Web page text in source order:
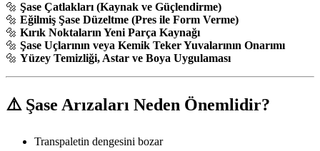
🔩 Şase Çatlakları (Kaynak ve Güçlendirme)
🔩 Eğilmiş Şase Düzeltme (Pres ile Form Verme)
🔩 Kırık Noktaların Yeni Parça Kaynağı
🔩 Şase Uçlarının veya Kemik Teker Yuvalarının Onarımı
🔩 Yüzey Temizliği, Astar ve Boya Uygulaması
⚠️ Şase Arızaları Neden Önemlidir?
Transpaletin dengesini bozar